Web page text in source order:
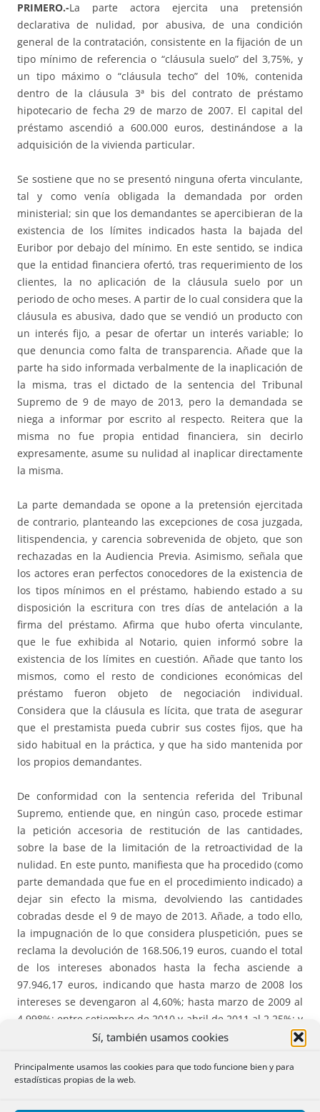
Sí, también usamos cookies
Principalmente usamos las cookies para que todo funcione bien y para
estadísticas propias de la web.
PRIMERO.-La parte actora ejercita una pretensión
declarativa de nulidad, por abusiva, de una condición
general de la contratación, consistente en la fijación de un
tipo mínimo de referencia o “cláusula suelo” del 3,75%, y
un tipo máximo o “cláusula techo” del 10%, contenida
dentro de la cláusula 3ª bis del contrato de préstamo
hipotecario de fecha 29 de marzo de 2007. El capital del
préstamo ascendió a 600.000 euros, destinándose a la
adquisición de la vivienda particular.
Se sostiene que no se presentó ninguna oferta vinculante,
tal y como venía obligada la demandada por orden
ministerial; sin que los demandantes se apercibieran de la
existencia de los límites indicados hasta la bajada del
Euribor por debajo del mínimo. En este sentido, se indica
que la entidad financiera ofertó, tras requerimiento de los
clientes, la no aplicación de la cláusula suelo por un
periodo de ocho meses. A partir de lo cual considera que la
cláusula es abusiva, dado que se vendió un producto con
un interés fijo, a pesar de ofertar un interés variable; lo
que denuncia como falta de transparencia. Añade que la
parte ha sido informada verbalmente de la inaplicación de
la misma, tras el dictado de la sentencia del Tribunal
Supremo de 9 de mayo de 2013, pero la demandada se
niega a informar por escrito al respecto. Reitera que la
misma no fue propia entidad financiera, sin decirlo
expresamente, asume su nulidad al inaplicar directamente
la misma.
La parte demandada se opone a la pretensión ejercitada
de contrario, planteando las excepciones de cosa juzgada,
litispendencia, y carencia sobrevenida de objeto, que son
rechazadas en la Audiencia Previa. Asimismo, señala que
los actores eran perfectos conocedores de la existencia de
los tipos mínimos en el préstamo, habiendo estado a su
disposición la escritura con tres días de antelación a la
firma del préstamo. Afirma que hubo oferta vinculante,
que le fue exhibida al Notario, quien informó sobre la
existencia de los límites en cuestión. Añade que tanto los
mismos, como el resto de condiciones económicas del
préstamo fueron objeto de negociación individual.
Considera que la cláusula es lícita, que trata de asegurar
que el prestamista pueda cubrir sus costes fijos, que ha
sido habitual en la práctica, y que ha sido mantenida por
los propios demandantes.
De conformidad con la sentencia referida del Tribunal
Supremo, entiende que, en ningún caso, procede estimar
la petición accesoria de restitución de las cantidades,
sobre la base de la limitación de la retroactividad de la
nulidad. En este punto, manifiesta que ha procedido (como
parte demandada que fue en el procedimiento indicado) a
dejar sin efecto la misma, devolviendo las cantidades
cobradas desde el 9 de mayo de 2013. Añade, a todo ello,
la impugnación de lo que considera pluspetición, pues se
reclama la devolución de 168.506,19 euros, cuando el total
de los intereses abonados hasta la fecha asciende a
97.946,17 euros, indicando que hasta marzo de 2008 los
intereses se devengaron al 4,60%; hasta marzo de 2009 al
4,998%; entre setiembre de 2010 y abril de 2011 al 2,25%; y
a partir de junio de 2011 al 3,25%. Calcula que la
euros; oponiendo compensación por un importe impagado
de 500,14 euros, a fecha 4 de diciembre de 2013, sin